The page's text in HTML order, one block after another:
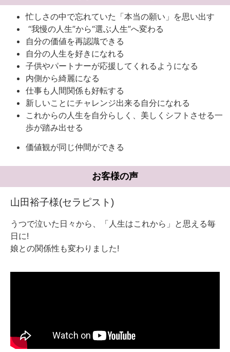
忙しさの中で忘れていた「本当の願い」を思い出す
“我慢の人生”から“選ぶ人生”へ変わる
自分の価値を再認識できる
自分の人生を好きになれる
子供やパートナーが応援してくれるようになる
内側から綺麗になる
仕事も人間関係も好転する
新しいことにチャレンジ出来る自分になれる
これからの人生を自分らしく、美しくシフトさせる一
歩が踏み出せる
価値観が同じ仲間ができる
お客様の声
山田裕子様(セラピスト)
うつで泣いた日々から、「人生はこれから」と思える毎
日に!
娘との関係性も変わりました!